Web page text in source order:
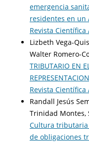
emergencia
residentes en un
Revista Científica
Lizbeth Vega-
Walter Romero-
TRIBUTARIO EN
Revista Científica
Randall Jesús
Trinidad Montes,
Cultura
de obligaciones